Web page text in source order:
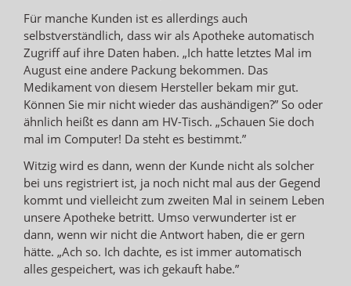
Für manche Kunden ist es allerdings auch
selbstverständlich, dass wir als Apotheke automatisch
Zugriff auf ihre Daten haben. „Ich hatte letztes Mal im
August eine andere Packung bekommen. Das
Medikament von diesem Hersteller bekam mir gut.
Können Sie mir nicht wieder das aushändigen?” So oder
ähnlich heißt es dann am HV-Tisch. „Schauen Sie doch
mal im Computer! Da steht es bestimmt.”
Witzig wird es dann, wenn der Kunde nicht als solcher
bei uns registriert ist, ja noch nicht mal aus der Gegend
kommt und vielleicht zum zweiten Mal in seinem Leben
unsere Apotheke betritt. Umso verwunderter ist er
dann, wenn wir nicht die Antwort haben, die er gern
hätte. „Ach so. Ich dachte, es ist immer automatisch
alles gespeichert, was ich gekauft habe.”